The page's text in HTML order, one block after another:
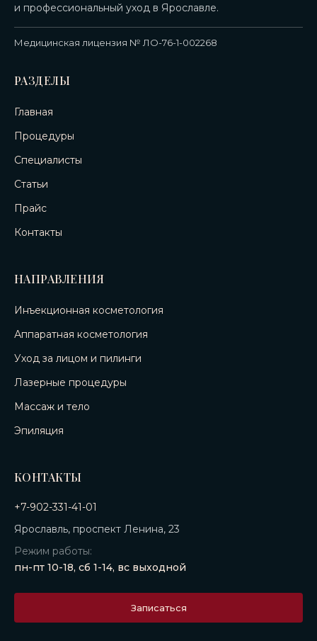
и профессиональный уход в Ярославле.
Медицинская лицензия № ЛО-76-1-002268
РАЗДЕЛЫ
Главная
Процедуры
Специалисты
Статьи
Прайс
Контакты
НАПРАВЛЕНИЯ
Инъекционная косметология
Аппаратная косметология
Уход за лицом и пилинги
Лазерные процедуры
Массаж и тело
Эпиляция
КОНТАКТЫ
+7-902-331-41-01
Ярославль, проспект Ленина, 23
Режим работы:
пн-пт 10-18, сб 1-14, вс выходной
Записаться